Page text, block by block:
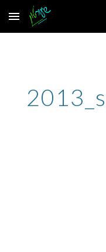
Skip to main content